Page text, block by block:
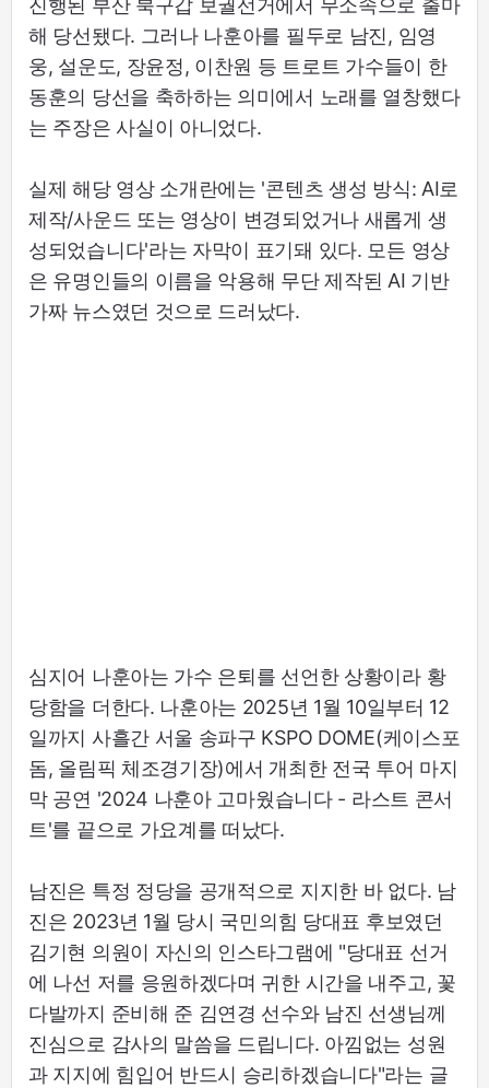
진행된 부산 북구갑 보궐선거에서 무소속으로 출마
해 당선됐다. 그러나 나훈아를 필두로 남진, 임영
웅, 설운도, 장윤정, 이찬원 등 트로트 가수들이 한
동훈의 당선을 축하하는 의미에서 노래를 열창했다
는 주장은 사실이 아니었다.
실제 해당 영상 소개란에는 '콘텐츠 생성 방식: AI로
제작/사운드 또는 영상이 변경되었거나 새롭게 생
성되었습니다'라는 자막이 표기돼 있다. 모든 영상
은 유명인들의 이름을 악용해 무단 제작된 AI 기반
가짜 뉴스였던 것으로 드러났다.
심지어 나훈아는 가수 은퇴를 선언한 상황이라 황
당함을 더한다. 나훈아는 2025년 1월 10일부터 12
일까지 사흘간 서울 송파구 KSPO DOME(케이스포
돔, 올림픽 체조경기장)에서 개최한 전국 투어 마지
막 공연 '2024 나훈아 고마웠습니다 - 라스트 콘서
트'를 끝으로 가요계를 떠났다.
남진은 특정 정당을 공개적으로 지지한 바 없다. 남
진은 2023년 1월 당시 국민의힘 당대표 후보였던
김기현 의원이 자신의 인스타그램에 "당대표 선거
에 나선 저를 응원하겠다며 귀한 시간을 내주고, 꽃
다발까지 준비해 준 김연경 선수와 남진 선생님께
진심으로 감사의 말씀을 드립니다. 아낌없는 성원
과 지지에 힘입어 반드시 승리하겠습니다"라는 글